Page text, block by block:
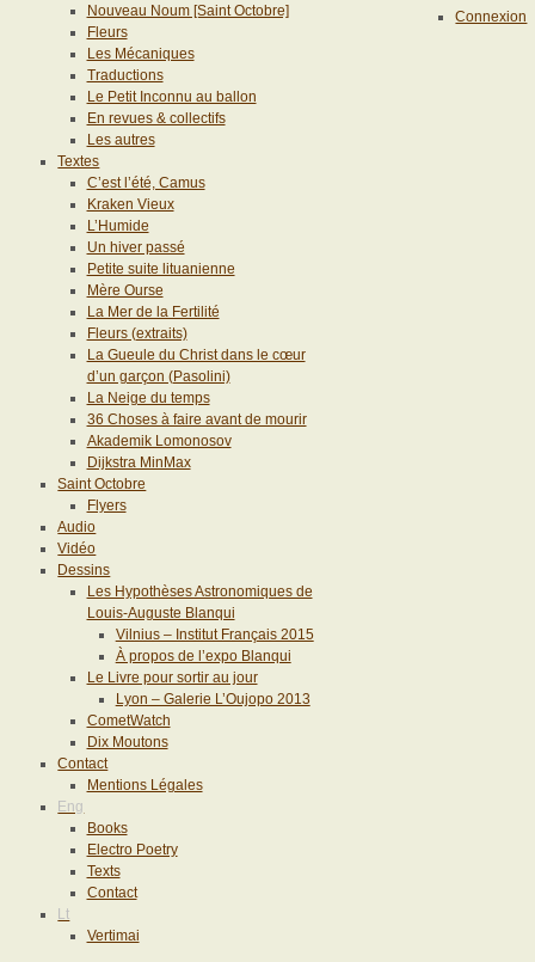
Nouveau Noum [Saint Octobre]
Fleurs
Les Mécaniques
Traductions
Le Petit Inconnu au ballon
En revues & collectifs
Les autres
Textes
C’est l’été, Camus
Kraken Vieux
L’Humide
Un hiver passé
Petite suite lituanienne
Mère Ourse
La Mer de la Fertilité
Fleurs (extraits)
La Gueule du Christ dans le cœur
d’un garçon (Pasolini)
La Neige du temps
36 Choses à faire avant de mourir
Akademik Lomonosov
Dijkstra MinMax
Saint Octobre
Flyers
Audio
Vidéo
Dessins
Les Hypothèses Astronomiques de
Louis-Auguste Blanqui
Vilnius – Institut Français 2015
À propos de l’expo Blanqui
Le Livre pour sortir au jour
Lyon – Galerie L’Oujopo 2013
CometWatch
Dix Moutons
Contact
Mentions Légales
Eng
Books
Electro Poetry
Texts
Contact
Lt
Vertimai
Connexion